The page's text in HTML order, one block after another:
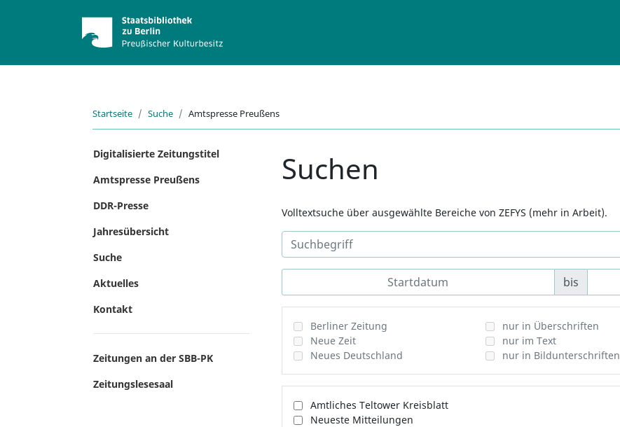
Startseite Suche Amtspresse Preußens
Digitalisierte Zeitungstitel
Amtspresse Preußens
DDR-Presse
Jahresübersicht
Suche
Aktuelles
Kontakt
Zeitungen an der SBB-PK
Zeitungslesesaal
Suchen
Volltextsuche über ausgewählte Bereiche von ZEFYS (mehr in Arbeit).
bis
Berliner Zeitung
Neue Zeit
Neues Deutschland
nur in Überschriften
nur im Text
nur in Bildunterschriften
Amtliches Teltower Kreisblatt
Neueste Mitteilungen